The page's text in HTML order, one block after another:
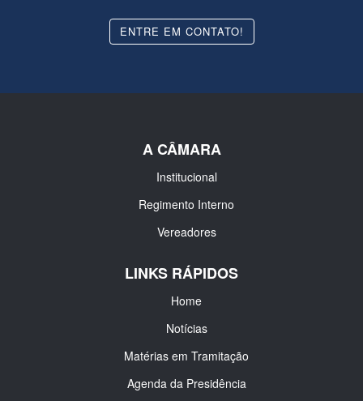
ENTRE EM CONTATO!
A CÂMARA
Institucional
Regimento Interno
Vereadores
LINKS RÁPIDOS
Home
Notícias
Matérias em Tramitação
Agenda da Presidência